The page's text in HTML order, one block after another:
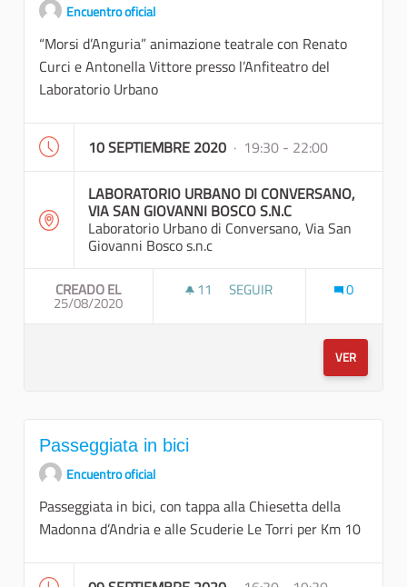
Encuentro oficial
“Morsi d’Anguria” animazione teatrale con Renato
Curci e Antonella Vittore presso l’Anfiteatro del
Laboratorio Urbano
10 SEPTIEMBRE 2020 · 19:30 - 22:00
LABORATORIO URBANO DI CONVERSANO,
VIA SAN GIOVANNI BOSCO S.N.C
Laboratorio Urbano di Conversano, Via San
Giovanni Bosco s.n.c
CREADO EL
25/08/2020
11 11 SEGUIDORAS
SEGUIR 0
VER
Passeggiata in bici
Encuentro oficial
Passeggiata in bici, con tappa alla Chiesetta della
Madonna d’Andria e alle Scuderie Le Torri per Km 10